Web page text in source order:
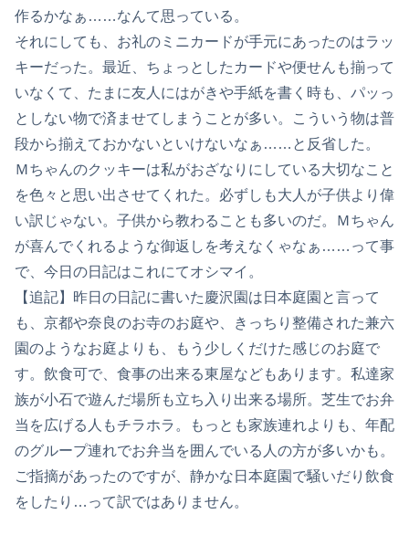
作るかなぁ……なんて思っている。
それにしても、お礼のミニカードが手元にあったのはラッ
キーだった。最近、ちょっとしたカードや便せんも揃って
いなくて、たまに友人にはがきや手紙を書く時も、パッっ
としない物で済ませてしまうことが多い。こういう物は普
段から揃えておかないといけないなぁ……と反省した。
Ｍちゃんのクッキーは私がおざなりにしている大切なこと
を色々と思い出させてくれた。必ずしも大人が子供より偉
い訳じゃない。子供から教わることも多いのだ。Ｍちゃん
が喜んでくれるような御返しを考えなくゃなぁ……って事
で、今日の日記はこれにてオシマイ。
【追記】昨日の日記に書いた慶沢園は日本庭園と言って
も、京都や奈良のお寺のお庭や、きっちり整備された兼六
園のようなお庭よりも、もう少しくだけた感じのお庭で
す。飲食可で、食事の出来る東屋などもあります。私達家
族が小石で遊んだ場所も立ち入り出来る場所。芝生でお弁
当を広げる人もチラホラ。もっとも家族連れよりも、年配
のグループ連れでお弁当を囲んでいる人の方が多いかも。
ご指摘があったのですが、静かな日本庭園で騒いだり飲食
をしたり…って訳ではありません。